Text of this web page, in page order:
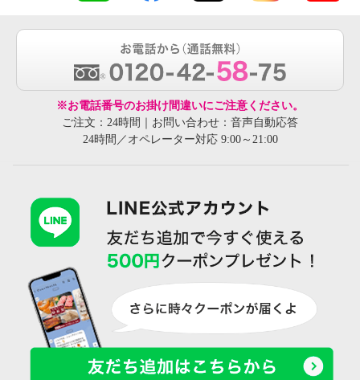
※お電話番号のお掛け間違いにご注意ください。
ご注文：24時間｜お問い合わせ：音声自動応答
24時間／オペレーター対応 9:00～21:00